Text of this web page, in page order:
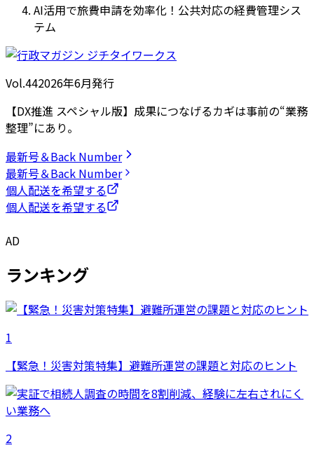
AI活用で旅費申請を効率化！公共対応の経費管理シス
テム
Vol.442026年6月発行
【DX推進 スペシャル版】成果につなげるカギは事前の“業務
整理”にあり。
最新号＆Back Number
最新号＆Back Number
個人配送を希望する
個人配送を希望する
AD
ランキング
1
【緊急！災害対策特集】避難所運営の課題と対応のヒント
2